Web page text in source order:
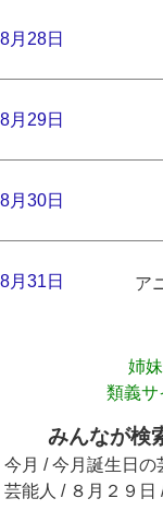
8月28日
8月29日
8月30日
8月31日 ア
姉
類義サ
みんなが検
今月 / 今月誕生日の
芸能人 / ８月２９日